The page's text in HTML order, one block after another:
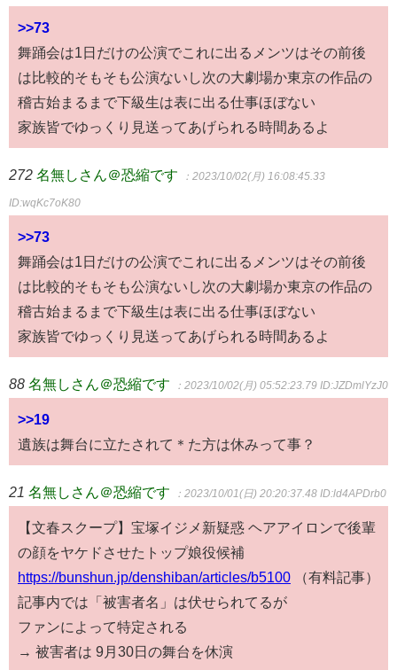
>>73
舞踊会は1日だけの公演でこれに出るメンツはその前後
は比較的そもそも公演ないし次の大劇場か東京の作品の
稽古始まるまで下級生は表に出る仕事ほぼない
家族皆でゆっくり見送ってあげられる時間あるよ
272 名無しさん＠恐縮です ：2023/10/02(月) 16:08:45.33
ID:wqKc7oK80
>>73
舞踊会は1日だけの公演でこれに出るメンツはその前後
は比較的そもそも公演ないし次の大劇場か東京の作品の
稽古始まるまで下級生は表に出る仕事ほぼない
家族皆でゆっくり見送ってあげられる時間あるよ
88 名無しさん＠恐縮です ：2023/10/02(月) 05:52:23.79 ID:JZDmlYzJ0
>>19
遺族は舞台に立たされて＊た方は休みって事？
21 名無しさん＠恐縮です ：2023/10/01(日) 20:20:37.48 ID:ld4APDrb0
【文春スクープ】宝塚イジメ新疑惑 ヘアアイロンで後輩
の顔をヤケドさせたトップ娘役候補
https://bunshun.jp/denshiban/articles/b5100 （有料記事）
記事内では「被害者名」は伏せられてるが
ファンによって特定される
→ 被害者は 9月30日の舞台を休演